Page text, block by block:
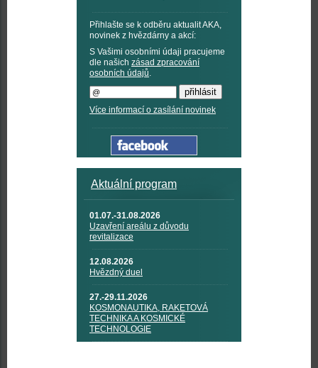
Přihlašte se k odběru aktualit AKA,
novinek z hvězdárny a akcí:
S Vašimi osobními údaji pracujeme
dle našich zásad zpracování
osobních údajů.
Více informací o zasílání novinek
Aktuální program
01.07.-31.08.2026
Uzavření areálu z důvodu
revitalizace
12.08.2026
Hvězdný duel
27.-29.11.2026
KOSMONAUTIKA, RAKETOVÁ
TECHNIKA A KOSMICKÉ
TECHNOLOGIE